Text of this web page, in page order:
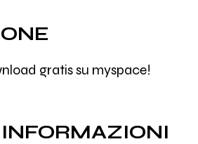
gratis su myspace!